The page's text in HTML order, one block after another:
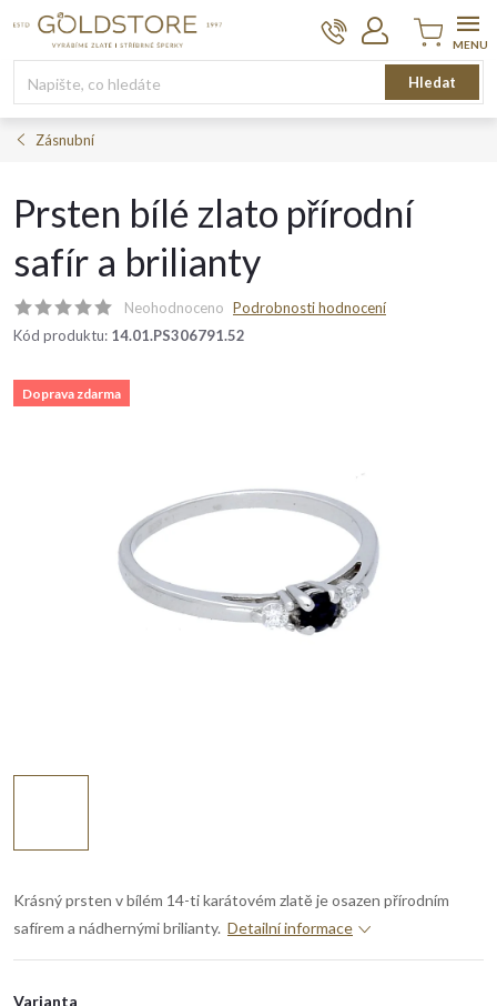
Hledat
Nákupní
košík
Zásnubní
Prsten bílé zlato přírodní
safír a brilianty
Neohodnoceno Podrobnosti hodnocení
Kód produktu: 14.01.PS306791.52
Doprava zdarma
Krásný prsten v bílém 14-ti karátovém zlatě je osazen přírodním
safírem a nádhernými brilianty. Detailní informace
Varianta